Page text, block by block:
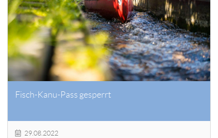
Fisch-Kanu-Pass gesperrt
29.08.2022